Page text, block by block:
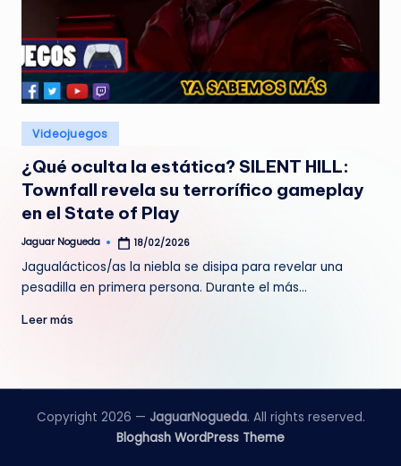
u
e
d
aPublicado
en
Videojuegos
¿Qué oculta la estática? SILENT HILL:
Townfall revela su terrorífico gameplay
en el State of Play
Publicado
Jaguar Nogueda 18/02/2026
Jagualácticos/as la niebla se disipa para revelar una
pesadilla en primera persona. Durante el más…
Leer más
Copyright 2026 — JaguarNogueda. All rights reserved.
Bloghash WordPress Theme